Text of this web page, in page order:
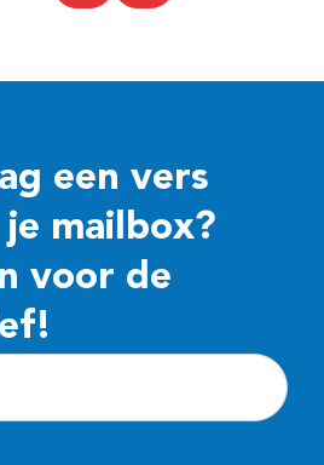
een vers
mailbox?
voor de